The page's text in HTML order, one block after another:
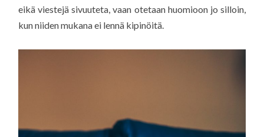
eikä viestejä sivuuteta, vaan otetaan huomioon jo silloin,
kun niiden mukana ei lennä kipinöitä.